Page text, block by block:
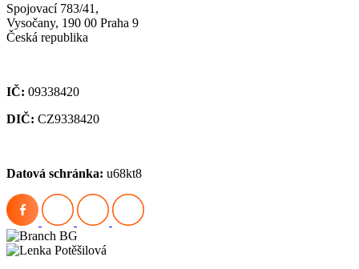
Spojovací 783/41,
Vysočany, 190 00 Praha 9
Česká republika
IČ: 09338420
DIČ: CZ9338420
Datová schránka: u68kt8